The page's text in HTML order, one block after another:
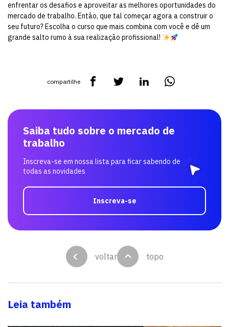
enfrentar os desafios e aproveitar as melhores oportunidades do
mercado de trabalho. Então, que tal começar agora a construir o
seu futuro? Escolha o curso que mais combina com você e dê um
grande salto rumo à sua realização profissional!
compartilhe
Saiba tudo sobre o mercado de
trabalho
Inscreva-se em nossa lista para ficar sabendo de
todas as novidades
Inscreva-se
voltar topo
Leia também